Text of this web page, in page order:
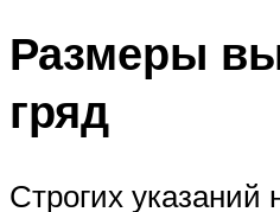
Размеры
гряд
Строгих указаний